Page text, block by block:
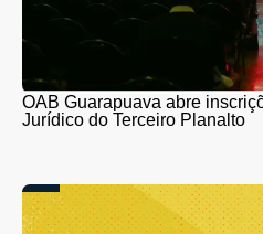
OAB Guarapuava abre
Jurídico do Terceiro Planalto